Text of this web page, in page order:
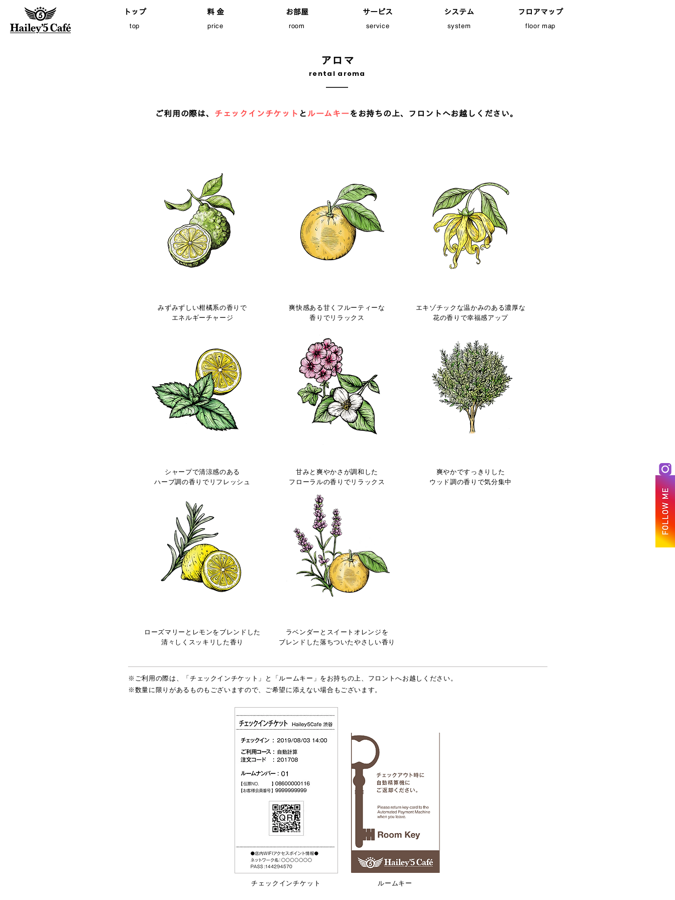
トップ
top
料 金
price
お部屋
room
サービス
service
システム
system
フロアマップ
floor map
アロマ
rental aroma
​ご利用の際は、 チェックインチケット と ルームキーをお持ちの上、フロントへお越しください。
みずみずしい柑橘系の香りで
エネルギーチャージ
爽快感ある甘くフルーティーな
香りでリラックス
エキゾチックな温かみのある濃厚な
花の香りで幸福感アップ
シャープで清涼感のある
ハーブ調の香りでリフレッシュ
甘みと爽やかさが調和した
フローラルの香りでリラックス
爽やかですっきりした
ウッド調の香りで気分集中
ローズマリーとレモンをブレンドした
清々しくスッキリした香り
ラベンダーとスイートオレンジを
ブレンドした落ちついたやさしい香り
※ご利用の際は、「チェックインチケット」と「ルームキー」をお持ちの上、フロントへお越しください。
※数量に限りがあるものもございますので、 ご希望に添えない場合もございます。
チェックインチケット ルームキー